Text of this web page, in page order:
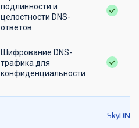
подлинности и
целостности DNS-
ответов
Шифрование DNS-
трафика для
конфиденциальности